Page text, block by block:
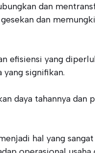
dan
dan
efisiensi yang
signifikan.
daya tahannya dan
hal yang